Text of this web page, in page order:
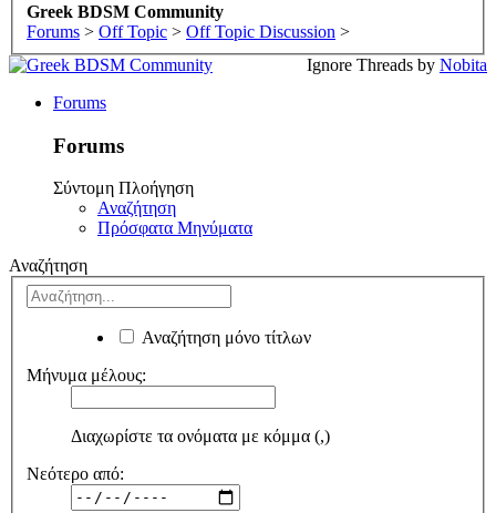
Greek BDSM Community
Forums > Off Topic > Off Topic Discussion >
Ignore Threads by Nobita
Forums
Forums
Σύντομη Πλοήγηση
Αναζήτηση
Πρόσφατα Μηνύματα
Αναζήτηση
Αναζήτηση μόνο τίτλων
Μήνυμα μέλους:
Διαχωρίστε τα ονόματα με κόμμα (,)
Νεότερο από: